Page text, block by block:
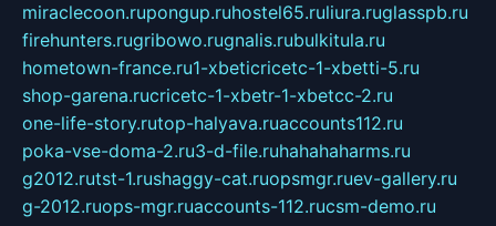
miraclecoon.rupongup.ruhostel65.ruliura.ruglasspb.ru
firehunters.rugribowo.rugnalis.rubulkitula.ru
hometown-france.ru1-xbeticricetc-1-xbetti-5.ru
shop-garena.rucricetc-1-xbetr-1-xbetcc-2.ru
one-life-story.rutop-halyava.ruaccounts112.ru
poka-vse-doma-2.ru3-d-file.ruhahahaharms.ru
g2012.rutst-1.rushaggy-cat.ruopsmgr.ruev-gallery.ru
g-2012.ruops-mgr.ruaccounts-112.rucsm-demo.ru